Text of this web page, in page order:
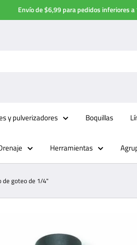
Envío de $6,99 para pedidos inferiores
y pulverizadores Boquillas
Herramientas
de goteo de 1/4"